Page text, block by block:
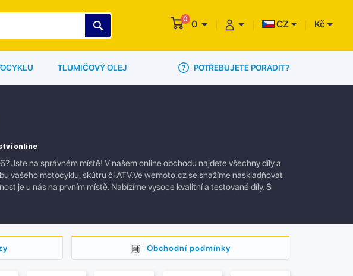
0 0 CZ Kč
TLUMIČOVÝ OLEJ POTŘEBUJETE PORADIT?
online
Jste na správném místě! V našem online obchodu najdete všechny díly a
vašeho motocyklu, skútru či ATV.Ve wemoto.cz se snažíme naskladňovat
je u nás na prvním místě. Nabízíme vysoce kvalitní a testované díly. S
Obchodní podmínky